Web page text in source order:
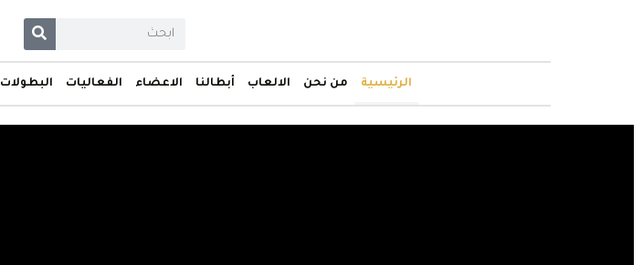
الرئيسية من نحن الالعاب أبطالنا الاعضاء الفعاليات البطولات